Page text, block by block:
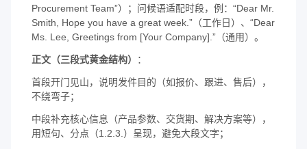
Procurement Team”）；问候语适配时段，例：“Dear Mr.
Smith, Hope you have a great week.”（工作日）、“Dear
Ms. Lee, Greetings from [Your Company].”（通用）。
正文（三段式黄金结构） ：
首段开门见山，说明发件目的（如报价、跟进、售后），
不绕弯子；
中段补充核心信息（产品参数、交货期、解决方案等），
用短句、分点（1.2.3.）呈现，避免大段文字；